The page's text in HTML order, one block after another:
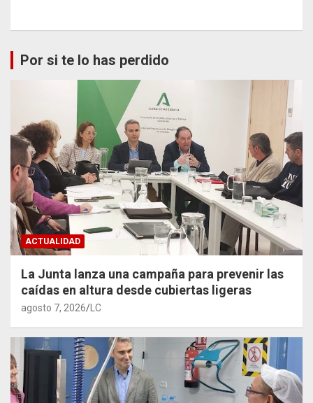
Por si te lo has perdido
ACTUALIDAD
La Junta lanza una campaña para prevenir las
caídas en altura desde cubiertas ligeras
agosto 7, 2026 LC